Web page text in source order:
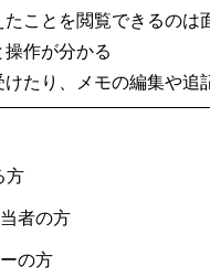
ことを閲覧できるのは
操作が分かる
たり、メモの編集や追
方
者の方
の方